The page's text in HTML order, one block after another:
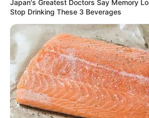
Japan's Greatest Doctors Say Memory
Stop Drinking These 3 Beverages